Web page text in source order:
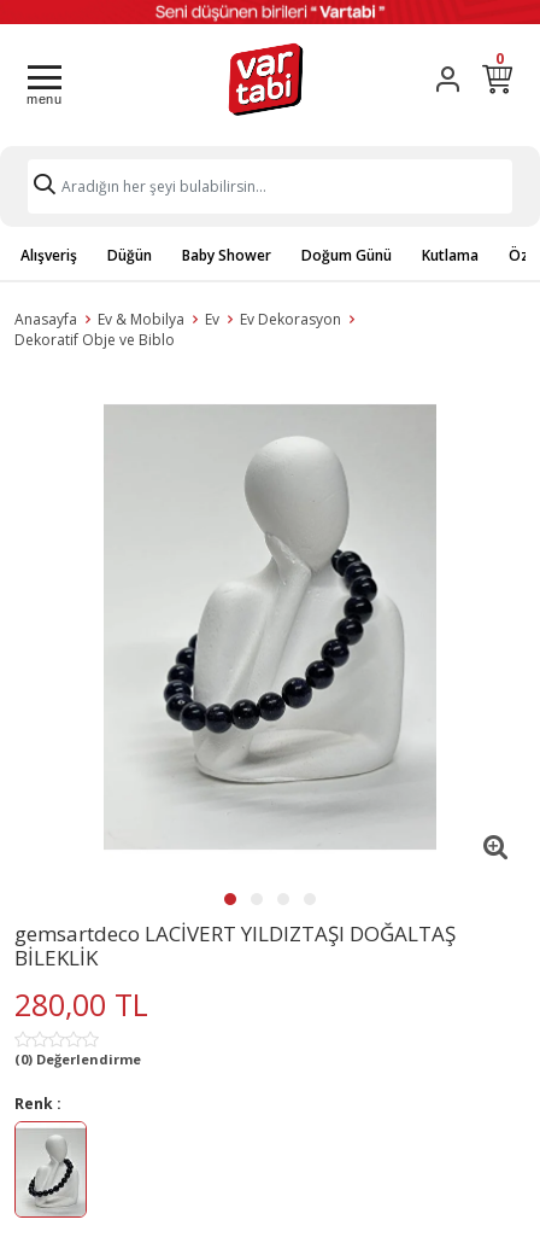
0
Alışveriş Düğün Baby Shower Doğum Günü Kutlama
Anasayfa Ev & Mobilya Ev
Ev Dekorasyon
Dekoratif Obje ve Biblo
gemsartdeco LACİVERT YILDIZTAŞI DOĞALTAŞ
BİLEKLİK
280,00 TL
(0) Değerlendirme
Renk :